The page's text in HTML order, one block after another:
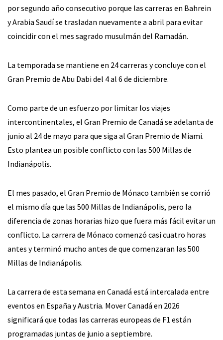
por segundo año consecutivo porque las carreras en Bahrein
y Arabia Saudí se trasladan nuevamente a abril para evitar
coincidir con el mes sagrado musulmán del Ramadán.
La temporada se mantiene en 24 carreras y concluye con el
Gran Premio de Abu Dabi del 4 al 6 de diciembre.
Como parte de un esfuerzo por limitar los viajes
intercontinentales, el Gran Premio de Canadá se adelanta de
junio al 24 de mayo para que siga al Gran Premio de Miami.
Esto plantea un posible conflicto con las 500 Millas de
Indianápolis.
El mes pasado, el Gran Premio de Mónaco también se corrió
el mismo día que las 500 Millas de Indianápolis, pero la
diferencia de zonas horarias hizo que fuera más fácil evitar un
conflicto. La carrera de Mónaco comenzó casi cuatro horas
antes y terminó mucho antes de que comenzaran las 500
Millas de Indianápolis.
La carrera de esta semana en Canadá está intercalada entre
eventos en España y Austria. Mover Canadá en 2026
significará que todas las carreras europeas de F1 están
programadas juntas de junio a septiembre.